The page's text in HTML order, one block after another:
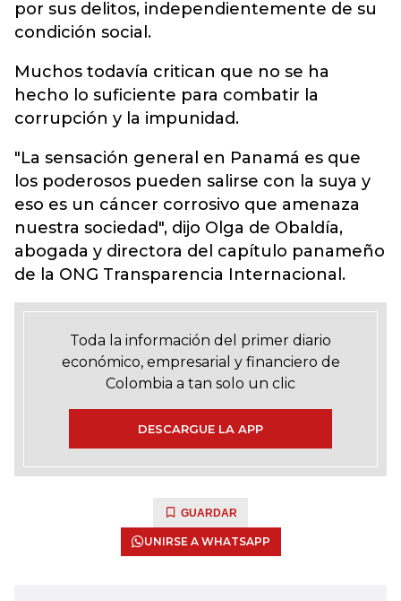
por sus delitos, independientemente de su
condición social.
Muchos todavía critican que no se ha
hecho lo suficiente para combatir la
corrupción y la impunidad.
"La sensación general en Panamá es que
los poderosos pueden salirse con la suya y
eso es un cáncer corrosivo que amenaza
nuestra sociedad", dijo Olga de Obaldía,
abogada y directora del capítulo panameño
de la ONG Transparencia Internacional.
Toda la información del primer diario
económico, empresarial y financiero de
Colombia a tan solo un clic
DESCARGUE LA APP
GUARDAR
UNIRSE A WHATSAPP